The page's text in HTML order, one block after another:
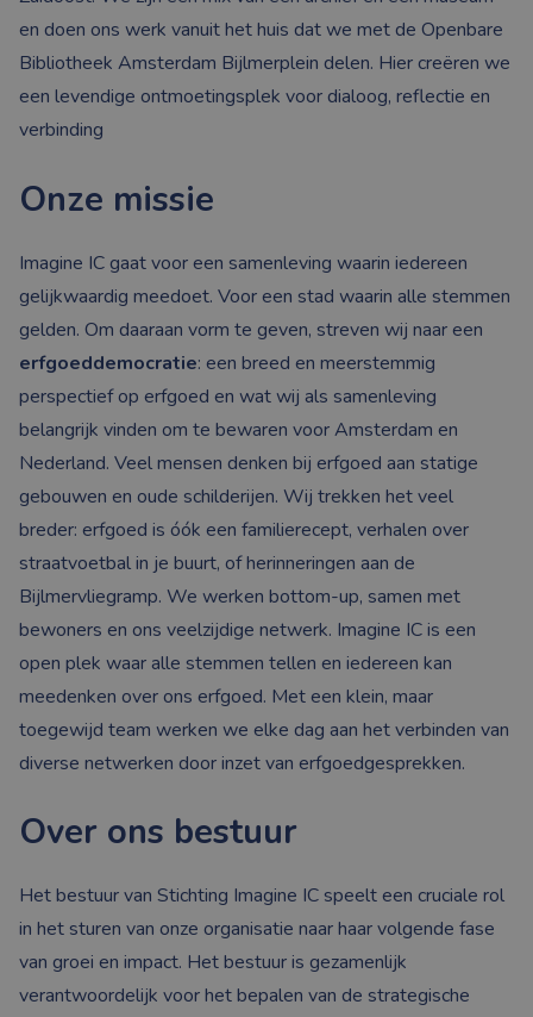
en doen ons werk vanuit het huis dat we met de Openbare
Bibliotheek Amsterdam Bijlmerplein delen. Hier creëren we
een levendige ontmoetingsplek voor dialoog, reflectie en
verbinding
Onze missie
Imagine IC gaat voor een samenleving waarin iedereen
gelijkwaardig meedoet. Voor een stad waarin alle stemmen
gelden. Om daaraan vorm te geven, streven wij naar een
erfgoeddemocratie: een breed en meerstemmig
perspectief op erfgoed en wat wij als samenleving
belangrijk vinden om te bewaren voor Amsterdam en
Nederland. Veel mensen denken bij erfgoed aan statige
gebouwen en oude schilderijen. Wij trekken het veel
breder: erfgoed is óók een familierecept, verhalen over
straatvoetbal in je buurt, of herinneringen aan de
Bijlmervliegramp. We werken bottom-up, samen met
bewoners en ons veelzijdige netwerk. Imagine IC is een
open plek waar alle stemmen tellen en iedereen kan
meedenken over ons erfgoed. Met een klein, maar
toegewijd team werken we elke dag aan het verbinden van
diverse netwerken door inzet van erfgoedgesprekken.
Over ons bestuur
Het bestuur van Stichting Imagine IC speelt een cruciale rol
in het sturen van onze organisatie naar haar volgende fase
van groei en impact. Het bestuur is gezamenlijk
verantwoordelijk voor het bepalen van de strategische